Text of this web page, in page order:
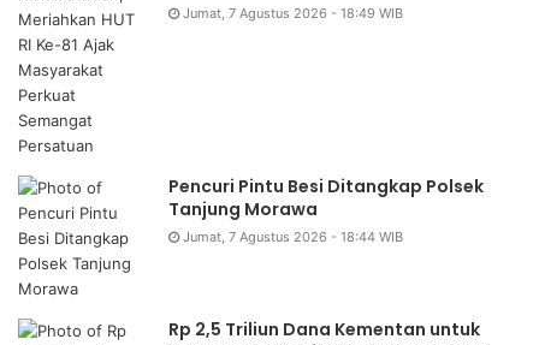
Jumat, 7 Agustus 2026 - 18:49 WIB
Pencuri Pintu Besi Ditangkap Polsek
Tanjung Morawa
Jumat, 7 Agustus 2026 - 18:44 WIB
Rp 2,5 Triliun Dana Kementan untuk